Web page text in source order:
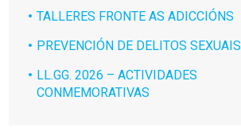
TALLERES FRONTE AS ADICCIÓNS
PREVENCIÓN DE DELITOS SEXUAIS
LL.GG. 2026 – ACTIVIDADES
CONMEMORATIVAS